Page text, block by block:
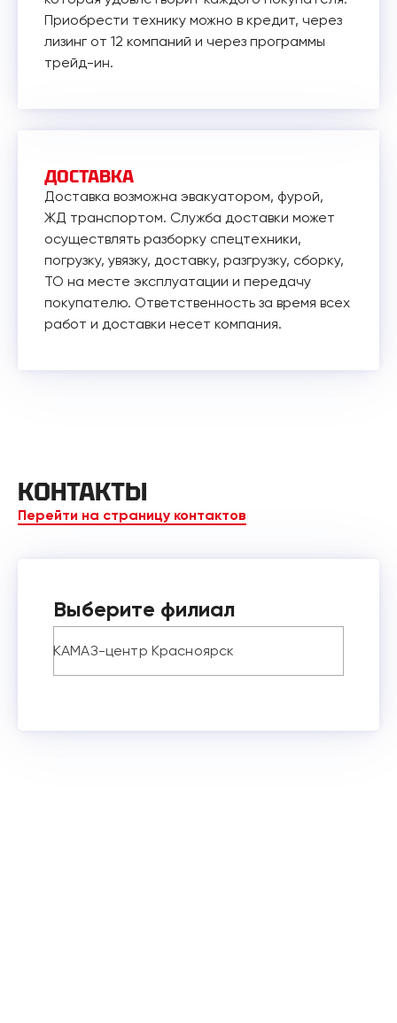
Приобрести технику можно в кредит, через
лизинг от 12 компаний и через программы
трейд-ин.
ДОСТАВКА
Доставка возможна эвакуатором, фурой,
ЖД транспортом. Служба доставки может
осуществлять разборку спецтехники,
погрузку, увязку, доставку, разгрузку, сборку,
ТО на месте эксплуатации и передачу
покупателю. Ответственность за время всех
работ и доставки несет компания.
КОНТАКТЫ
Перейти на страницу контактов
Выберите филиал
КАМАЗ-центр Красноярск